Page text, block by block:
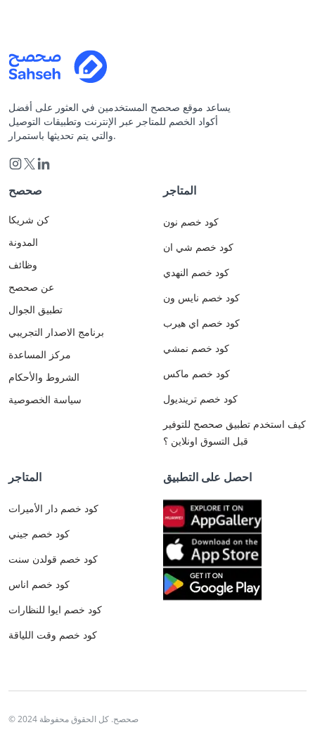
يساعد موقع صحصح المستخدمين في العثور على أفضل
أكواد الخصم للمتاجر عبر الإنترنت وتطبيقات التوصيل
والتي يتم تحديثها باستمرار.
صحصح
كن شريكا
المدونة
وظائف
عن صحصح
تطبيق الجوال
برنامج الاصدار التجريبي
مركز المساعدة
الشروط والأحكام
سياسة الخصوصية
المتاجر
كود خصم نون
كود خصم شي ان
كود خصم النهدي
كود خصم نايس ون
كود خصم اي هيرب
كود خصم نمشي
كود خصم ماكس
كود خصم ترينديول
كيف استخدم تطبيق صحصح للتوفير
قبل التسوق اونلاين ؟
المتاجر
كود خصم دار الأميرات
كود خصم جيني
كود خصم قولدن سنت
كود خصم اناس
كود خصم ايوا للنظارات
كود خصم وقت اللياقة
احصل على التطبيق
© 2024 صحصح. كل الحقوق محفوظة